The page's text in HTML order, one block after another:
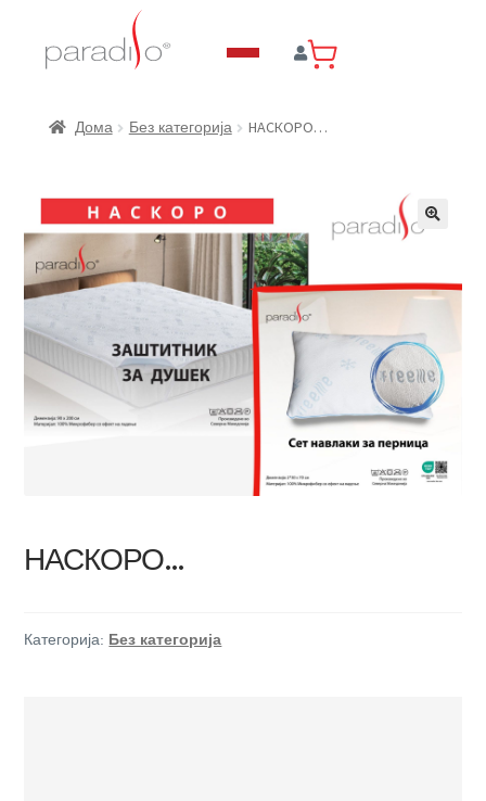
Дома Без категорија НАСКОРО…
НАСКОРО…
Категорија: Без категорија